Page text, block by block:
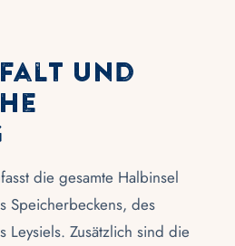
und
die gesamte Halbinsel
Speicherbeckens, des
Leysiels. Zusätzlich sind die